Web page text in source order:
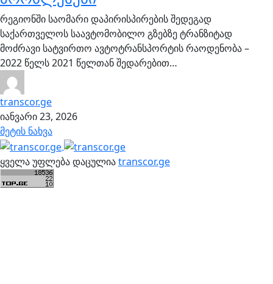
რეგიონში საომარი დაპირისპირების შედეგად
საქართველოს საავტომობილო გზებზე ტრანზიტად
მოძრავი სატვირთო ავტოტრანსპორტის რაოდენობა –
2022 წელს 2021 წელთან შედარებით…
transcor.ge
იანვარი 23, 2026
მეტის ნახვა
ყველა უფლება დაცულიაtranscor.ge